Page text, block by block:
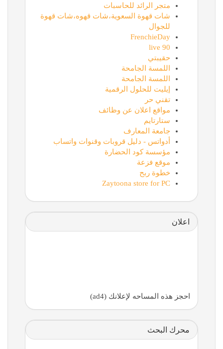
متجر الرائد للحاسبات
شات قهوة السعوية،شات قهوه،شات قهوة
للجوال
FrenchieDay
90 live
حقيبتي
اللمسة الجامحة
اللمسة الجامحة
إيليت للحلول الرقمية
تقني حر
مواقع اعلان عن وظائف
ستارتايم
جامعة المعارف
أدواتس - دليل قروبات وقنوات واتساب
مؤسسة كود الحضارة
موقع فزعة
خطوة ربح
Zaytoona store for PC
اعلان
احجز هذه المساحه لإعلانك (ad4)
محرك البحث